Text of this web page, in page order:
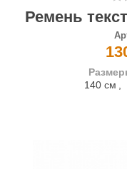
Ремень
140 см ,